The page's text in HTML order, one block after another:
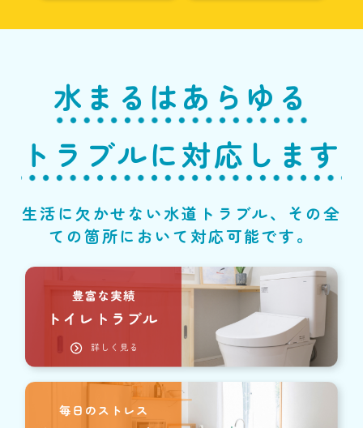
水まるはあらゆる
トラブルに対応します
生活に欠かせない水道トラブル、その全
ての箇所において対応可能です。